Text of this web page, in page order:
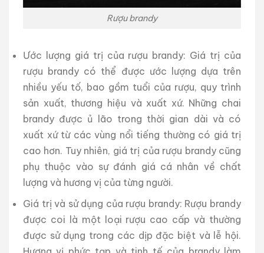
Rượu brandy
Ước lượng giá trị của rượu brandy: Giá trị của
rượu brandy có thể được ước lượng dựa trên
nhiều yếu tố, bao gồm tuổi của rượu, quy trình
sản xuất, thương hiệu và xuất xứ. Những chai
brandy được ủ lão trong thời gian dài và có
xuất xứ từ các vùng nổi tiếng thường có giá trị
cao hơn. Tuy nhiên, giá trị của rượu brandy cũng
phụ thuộc vào sự đánh giá cá nhân về chất
lượng và hương vị của từng người.
Giá trị và sử dụng của rượu brandy: Rượu brandy
được coi là một loại rượu cao cấp và thường
được sử dụng trong các dịp đặc biệt và lễ hội.